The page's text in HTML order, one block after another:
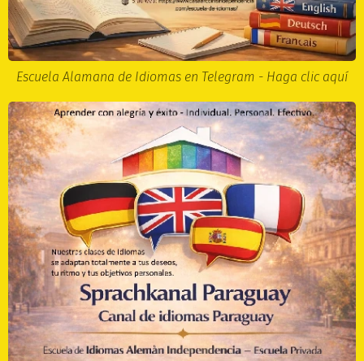
Escuela Alamana de Idiomas en Telegram - Haga clic aquí